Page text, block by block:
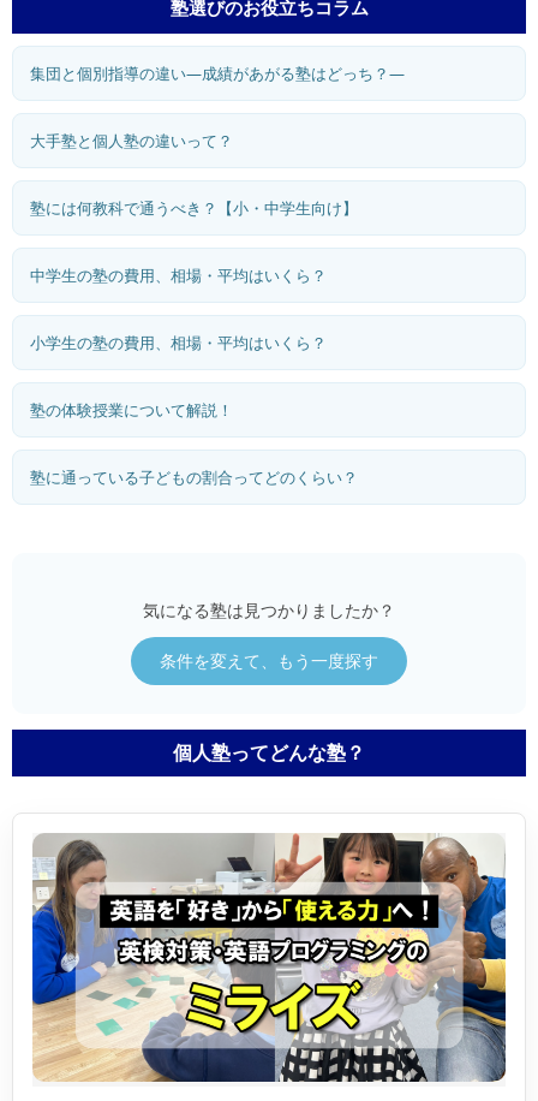
塾選びのお役立ちコラム
集団と個別指導の違い―成績があがる塾はどっち？―
大手塾と個人塾の違いって？
塾には何教科で通うべき？【小・中学生向け】
中学生の塾の費用、相場・平均はいくら？
小学生の塾の費用、相場・平均はいくら？
塾の体験授業について解説！
塾に通っている子どもの割合ってどのくらい？
気になる塾は見つかりましたか？
条件を変えて、もう一度探す
個人塾ってどんな塾？